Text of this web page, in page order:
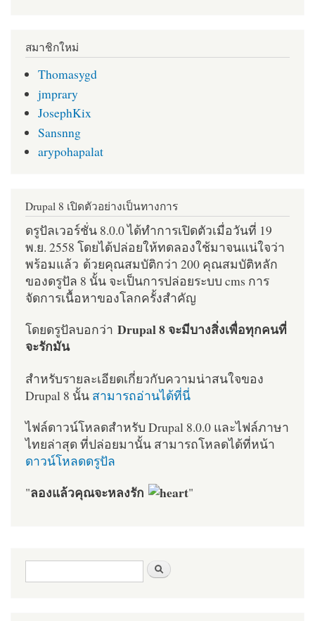
สมาชิกใหม่
Thomasygd
jmprary
JosephKix
Sansnng
arypohapalat
Drupal 8 เปิดตัวอย่างเป็นทางการ
ดรูปัลเวอร์ชั่น 8.0.0 ได้ทำการเปิดตัวเมื่อวันที่ 19
พ.ย. 2558 โดยได้ปล่อยให้ทดลองใช้มาจนแน่ใจว่า
พร้อมแล้ว ด้วยคุณสมบัติกว่า 200 คุณสมบัติหลัก
ของดรูปัล 8 นั้น จะเป็นการปล่อยระบบ cms การ
จัดการเนื้อหาของโลกครั้งสำคัญ
โดยดรูปัลบอกว่า Drupal 8 จะมีบางสิ่งเพื่อทุกคนที่
จะรักมัน
สำหรับรายละเอียดเกี่ยวกับความน่าสนใจของ
Drupal 8 นั้น สามารถอ่านได้ที่นี่
ไฟล์ดาวน์โหลดสำหรับ Drupal 8.0.0 และไฟล์ภาษา
ไทยล่าสุด ที่ปล่อยมานั้น สามารถโหลดได้ที่หน้า
ดาวน์โหลดดรูปัล
"ลองแล้วคุณจะหลงรัก "
ฟอร์มค้นหา